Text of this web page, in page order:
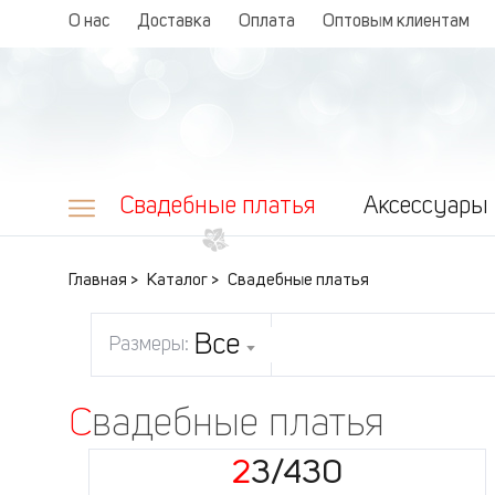
О нас Доставка Оплата Оптовым клиентам
Свадебные платья Аксессуары
Главная Каталог Свадебные платья
Размеры: Все
Свадебные платья
23/430